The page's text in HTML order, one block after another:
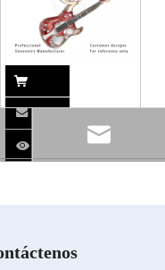
Llavero de
recuerdo
+86-13424587168